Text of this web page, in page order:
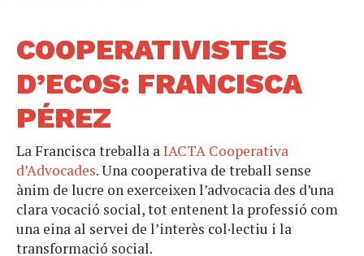
COOPERATIVISTES
D’ECOS: FRANCISCA
PÉREZ
La Francisca treballa aIACTA Cooperativa
d’Advocades. Una cooperativa de treball sense
ànim de lucre on exerceixen l’advocacia des d’una
clara vocació social, tot entenent la professió com
una eina al servei de l’interès col·lectiu i la
transformació social.